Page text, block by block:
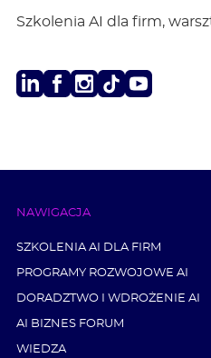
Szkolenia AI dla firm,
LinkedInFacebook
Instagram
NAWIGACJA
SZKOLENIA AI DLA FIRM
PROGRAMY ROZWOJOWE AI
DORADZTWO I WDROŻENIE AI
AI BIZNES FORUM
WIEDZA